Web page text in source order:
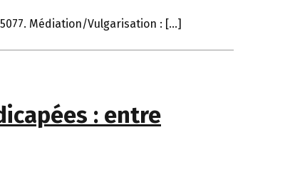
Médiation/Vulgarisation : […]
: entre